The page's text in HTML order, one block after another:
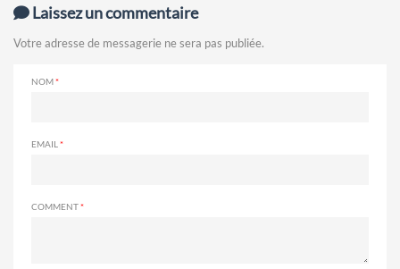
Laissez un commentaire
Votre adresse de messagerie ne sera pas publiée.
NOM
EMAIL
COMMENT